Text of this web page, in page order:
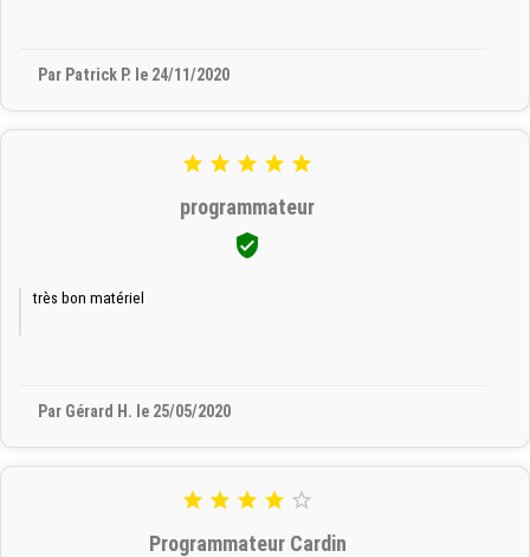
Par Patrick P. le 24/11/2020
    
programmateur

très bon matériel
Par Gérard H. le 25/05/2020
    
Programmateur Cardin